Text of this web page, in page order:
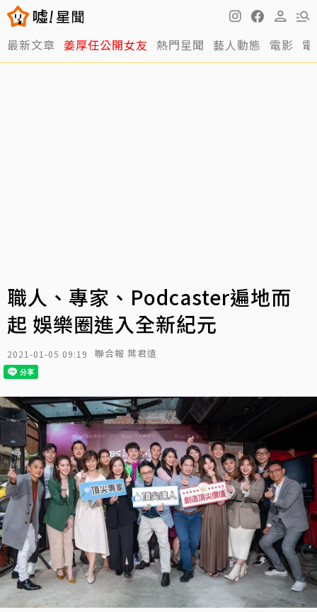
最新文章 姜厚任公開女友 熱門星聞 藝人動態 電影
職人、專家、Podcaster遍地而
起 娛樂圈進入全新紀元
2021-01-05 09:19 聯合報 葉君遠